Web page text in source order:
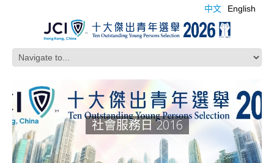
中文 English
社會服務日 2016